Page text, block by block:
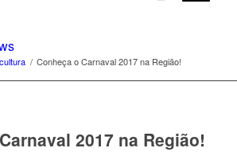
cultura / Conheça o Carnaval 2017 na Região!
2017 na Região!